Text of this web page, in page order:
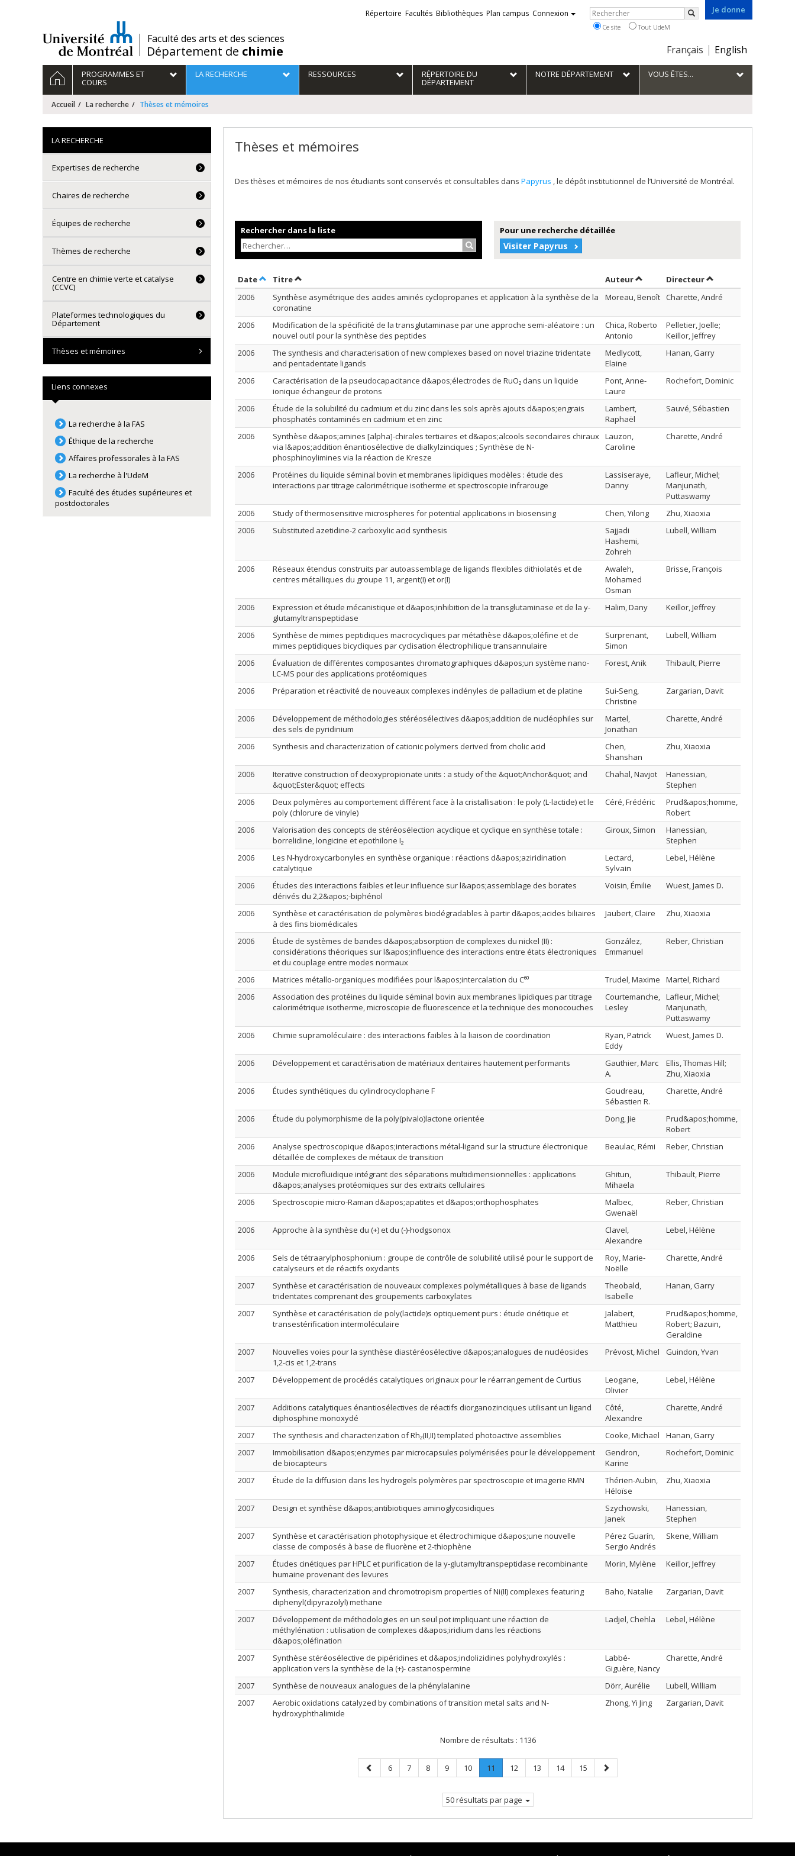
/Faculté des arts et des sciences
Département de chimie
Je donne
Choix
la
langue
Français English
Liens
externes
Répertoire Facultés Bibliothèques Plan campus Connexion Rechercher
Rechercher
Ce site Tout UdeM
Navigation
principale
ACCUEILPROGRAMMES ET
COURS
LA RECHERCHE RESSOURCES RÉPERTOIRE DU
DÉPARTEMENT
NOTRE DÉPARTEMENT VOUS ÊTES...
Accueil La recherche Thèses et mémoires
Thèses et mémoires
Des thèses et mémoires de nos étudiants sont conservés et consultables dans Papyrus , le dépôt institutionnel de l’Université de Montréal.
Rechercher dans la liste
Rechercher…
Pour une recherche détaillée
Visiter Papyrus
DateTrier par date en ordre décroissant
TitreTrier par titre en ordre décroissant AuteurTrier par auteur en ordre décroissant
Directeurpar contributeur en
2006
Synthèse asymétrique des acides aminés cyclopropanes et application à la synthèse de la
coronatine
Moreau, Benoît Charette, André
2006
Modification de la spécificité de la transglutaminase par une approche semi-aléatoire : un
nouvel outil pour la synthèse des peptides
Chica, Roberto
Antonio
Pelletier, Joelle;
Keillor, Jeffrey
2006
The synthesis and characterisation of new complexes based on novel triazine tridentate
and pentadentate ligands
Medlycott,
Elaine
Hanan, Garry
2006
Caractérisation de la pseudocapacitance d&apos;électrodes de RuO₂ dans un liquide
ionique échangeur de protons
Pont, Anne-
Laure
Rochefort, Dominic
2006
Étude de la solubilité du cadmium et du zinc dans les sols après ajouts d&apos;engrais
phosphatés contaminés en cadmium et en zinc
Lambert,
Raphaël
Sauvé, Sébastien
2006
Synthèse d&apos;amines [alpha]-chirales tertiaires et d&apos;alcools secondaires chiraux
via l&apos;addition énantiosélective de dialkylzinciques ; Synthèse de N-
phosphinoylimines via la réaction de Kresze
Lauzon,
Caroline
Charette, André
2006
Protéines du liquide séminal bovin et membranes lipidiques modèles : étude des
interactions par titrage calorimétrique isotherme et spectroscopie infrarouge
Lassiseraye,
Danny
Lafleur, Michel;
Manjunath,
Puttaswamy
2006
Study of thermosensitive microspheres for potential applications in biosensing Chen, Yilong
Zhu, Xiaoxia
2006
Substituted azetidine-2 carboxylic acid synthesis
Sajjadi
Hashemi,
Zohreh
Lubell, William
2006
Réseaux étendus construits par autoassemblage de ligands flexibles dithiolatés et de
centres métalliques du groupe 11, argent(I) et or(I)
Awaleh,
Mohamed
Osman
Brisse, François
2006
Expression et étude mécanistique et d&apos;inhibition de la transglutaminase et de la y-
glutamyltranspeptidase
Halim, Dany Keillor, Jeffrey
2006
Synthèse de mimes peptidiques macrocycliques par métathèse d&apos;oléfine et de
mimes peptidiques bicycliques par cyclisation électrophilique transannulaire
Surprenant,
Simon
Lubell, William
2006
Évaluation de différentes composantes chromatographiques d&apos;un système nano-
LC-MS pour des applications protéomiques
Forest, Anik Thibault, Pierre
2006 Préparation et réactivité de nouveaux complexes indényles de palladium et de platine
Sui-Seng,
Christine
Zargarian, Davit
2006
Développement de méthodologies stéréosélectives d&apos;addition de nucléophiles sur
des sels de pyridinium
Martel,
Jonathan
Charette, André
2006 Synthesis and characterization of cationic polymers derived from cholic acid
Chen,
Shanshan
Zhu, Xiaoxia
2006
Iterative construction of deoxypropionate units : a study of the &quot;Anchor&quot; and
&quot;Ester&quot; effects
Chahal, Navjot
Hanessian,
Stephen
2006
Deux polymères au comportement différent face à la cristallisation : le poly (L-lactide) et le
poly (chlorure de vinyle)
Céré, Frédéric
Prud&apos;homme,
Robert
2006
Valorisation des concepts de stéréosélection acyclique et cyclique en synthèse totale :
borrelidine, longicine et epothilone I₂
Giroux, Simon
Hanessian,
Stephen
2006
Les N-hydroxycarbonyles en synthèse organique : réactions d&apos;aziridination
catalytique
Lectard,
Sylvain
Lebel, Hélène
2006
Études des interactions faibles et leur influence sur l&apos;assemblage des borates
dérivés du 2,2&apos;-biphénol
Voisin, Émilie Wuest, James D.
2006
Synthèse et caractérisation de polymères biodégradables à partir d&apos;acides biliaires
à des fins biomédicales
Jaubert, Claire Zhu, Xiaoxia
2006
Étude de systèmes de bandes d&apos;absorption de complexes du nickel (II) :
considérations théoriques sur l&apos;influence des interactions entre états électroniques
et du couplage entre modes normaux
González,
Emmanuel
Reber, Christian
2006 Matrices métallo-organiques modifiées pour l&apos;intercalation du C⁶⁰ Trudel, Maxime
Martel, Richard
2006
Association des protéines du liquide séminal bovin aux membranes lipidiques par titrage
calorimétrique isotherme, microscopie de fluorescence et la technique des monocouches
Courtemanche,
Lesley
Lafleur, Michel;
Manjunath,
Puttaswamy
2006
Chimie supramoléculaire : des interactions faibles à la liaison de coordination
Ryan, Patrick
Eddy
Wuest, James D.
2006 Développement et caractérisation de matériaux dentaires hautement performants
Gauthier, Marc
A.
Ellis, Thomas Hill;
Zhu, Xiaoxia
2006
Études synthétiques du cylindrocyclophane F
Goudreau,
Sébastien R.
Charette, André
2006 Étude du polymorphisme de la poly(pivalo)lactone orientée Dong, Jie
Prud&apos;homme,
Robert
2006
Analyse spectroscopique d&apos;interactions métal-ligand sur la structure électronique
détaillée de complexes de métaux de transition
Beaulac, Rémi Reber, Christian
2006
Module microfluidique intégrant des séparations multidimensionnelles : applications
d&apos;analyses protéomiques sur des extraits cellulaires
Ghitun,
Mihaela
Thibault, Pierre
2006 Spectroscopie micro-Raman d&apos;apatites et d&apos;orthophosphates
Malbec,
Gwenaël
Reber, Christian
2006 Approche à la synthèse du (+) et du (-)-hodgsonox
Clavel,
Alexandre
Lebel, Hélène
2006
Sels de tétraarylphosphonium : groupe de contrôle de solubilité utilisé pour le support de
catalyseurs et de réactifs oxydants
Roy, Marie-
Noëlle
Charette, André
2007
Synthèse et caractérisation de nouveaux complexes polymétalliques à base de ligands
tridentates comprenant des groupements carboxylates
Theobald,
Isabelle
Hanan, Garry
2007
Synthèse et caractérisation de poly(lactide)s optiquement purs : étude cinétique et
transestérification intermoléculaire
Jalabert,
Matthieu
Prud&apos;homme,
Robert; Bazuin,
Geraldine
2007
Nouvelles voies pour la synthèse diastéréosélective d&apos;analogues de nucléosides
1,2-cis et 1,2-trans
Prévost, Michel Guindon, Yvan
2007 Développement de procédés catalytiques originaux pour le réarrangement de Curtius
Leogane,
Olivier
Lebel, Hélène
2007
Additions catalytiques énantiosélectives de réactifs diorganozinciques utilisant un ligand
diphosphine monoxydé
Côté,
Alexandre
Charette, André
2007 The synthesis and characterization of Rh₂(II,II) templated photoactive assemblies Cooke, Michael
Hanan, Garry
2007
Immobilisation d&apos;enzymes par microcapsules polymérisées pour le développement
de biocapteurs
Gendron,
Karine
Rochefort, Dominic
2007 Étude de la diffusion dans les hydrogels polymères par spectroscopie et imagerie RMN
Thérien-Aubin,
Héloïse
Zhu, Xiaoxia
2007 Design et synthèse d&apos;antibiotiques aminoglycosidiques
Szychowski,
Janek
Hanessian,
Stephen
2007
Synthèse et caractérisation photophysique et électrochimique d&apos;une nouvelle
classe de composés à base de fluorène et 2-thiophène
Pérez Guarín,
Sergio Andrés
Skene, William
2007
Études cinétiques par HPLC et purification de la y-glutamyltranspeptidase recombinante
humaine provenant des levures
Morin, Mylène Keillor, Jeffrey
2007
Synthesis, characterization and chromotropism properties of Ni(II) complexes featuring
diphenyl(dipyrazolyl) methane
Baho, Natalie Zargarian, Davit
2007
Développement de méthodologies en un seul pot impliquant une réaction de
méthylénation : utilisation de complexes d&apos;iridium dans les réactions
d&apos;oléfination
Ladjel, Chehla Lebel, Hélène
2007
Synthèse stéréosélective de pipéridines et d&apos;indolizidines polyhydroxylés :
application vers la synthèse de la (+)- castanospermine
Labbé-
Giguère, Nancy
Charette, André
2007 Synthèse de nouveaux analogues de la phénylalanine Dörr, Aurélie
Lubell, William
2007
Aerobic oxidations catalyzed by combinations of transition metal salts and N-
hydroxyphthalimide
Zhong, Yi Jing Zargarian, Davit
Nombre de résultats : 1136
Page
précédente
Page
6 Page
7 Page
8 Page
9 Page
10 Page
11
Page
Page
12 Page
13 Page
14 Page
15
Page
suivante
50 résultats par page
LA RECHERCHE
Expertises de recherche
Chaires de recherche
Équipes de recherche
Thèmes de recherche
Centre en chimie verte et catalyse
(CCVC)
Plateformes technologiques du
Département
Thèses et mémoires
Liens connexes
La recherche à la FAS
Éthique de la recherche
Affaires professorales à la FAS
La recherche à l'UdeM
Faculté des études supérieures et
postdoctorales